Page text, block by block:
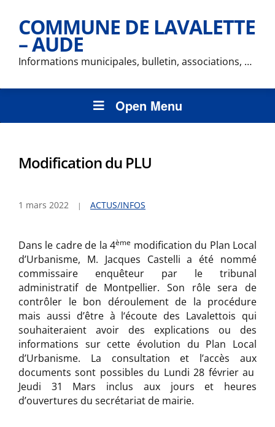
COMMUNE DE LAVALETTE
– AUDE
Informations municipales, bulletin, associations, …
Open Menu
Modification du PLU
1 mars 2022 ACTUS/INFOS
Dans le cadre de la 4ème modification du Plan Local
d’Urbanisme, M. Jacques Castelli a été nommé
commissaire enquêteur par le tribunal
administratif de Montpellier. Son rôle sera de
contrôler le bon déroulement de la procédure
mais aussi d’être à l‘écoute des Lavalettois qui
souhaiteraient avoir des explications ou des
informations sur cette évolution du Plan Local
d’Urbanisme. La consultation et l’accès aux
documents sont possibles du Lundi 28 février au
Jeudi 31 Mars inclus aux jours et heures
d’ouvertures du secrétariat de mairie.